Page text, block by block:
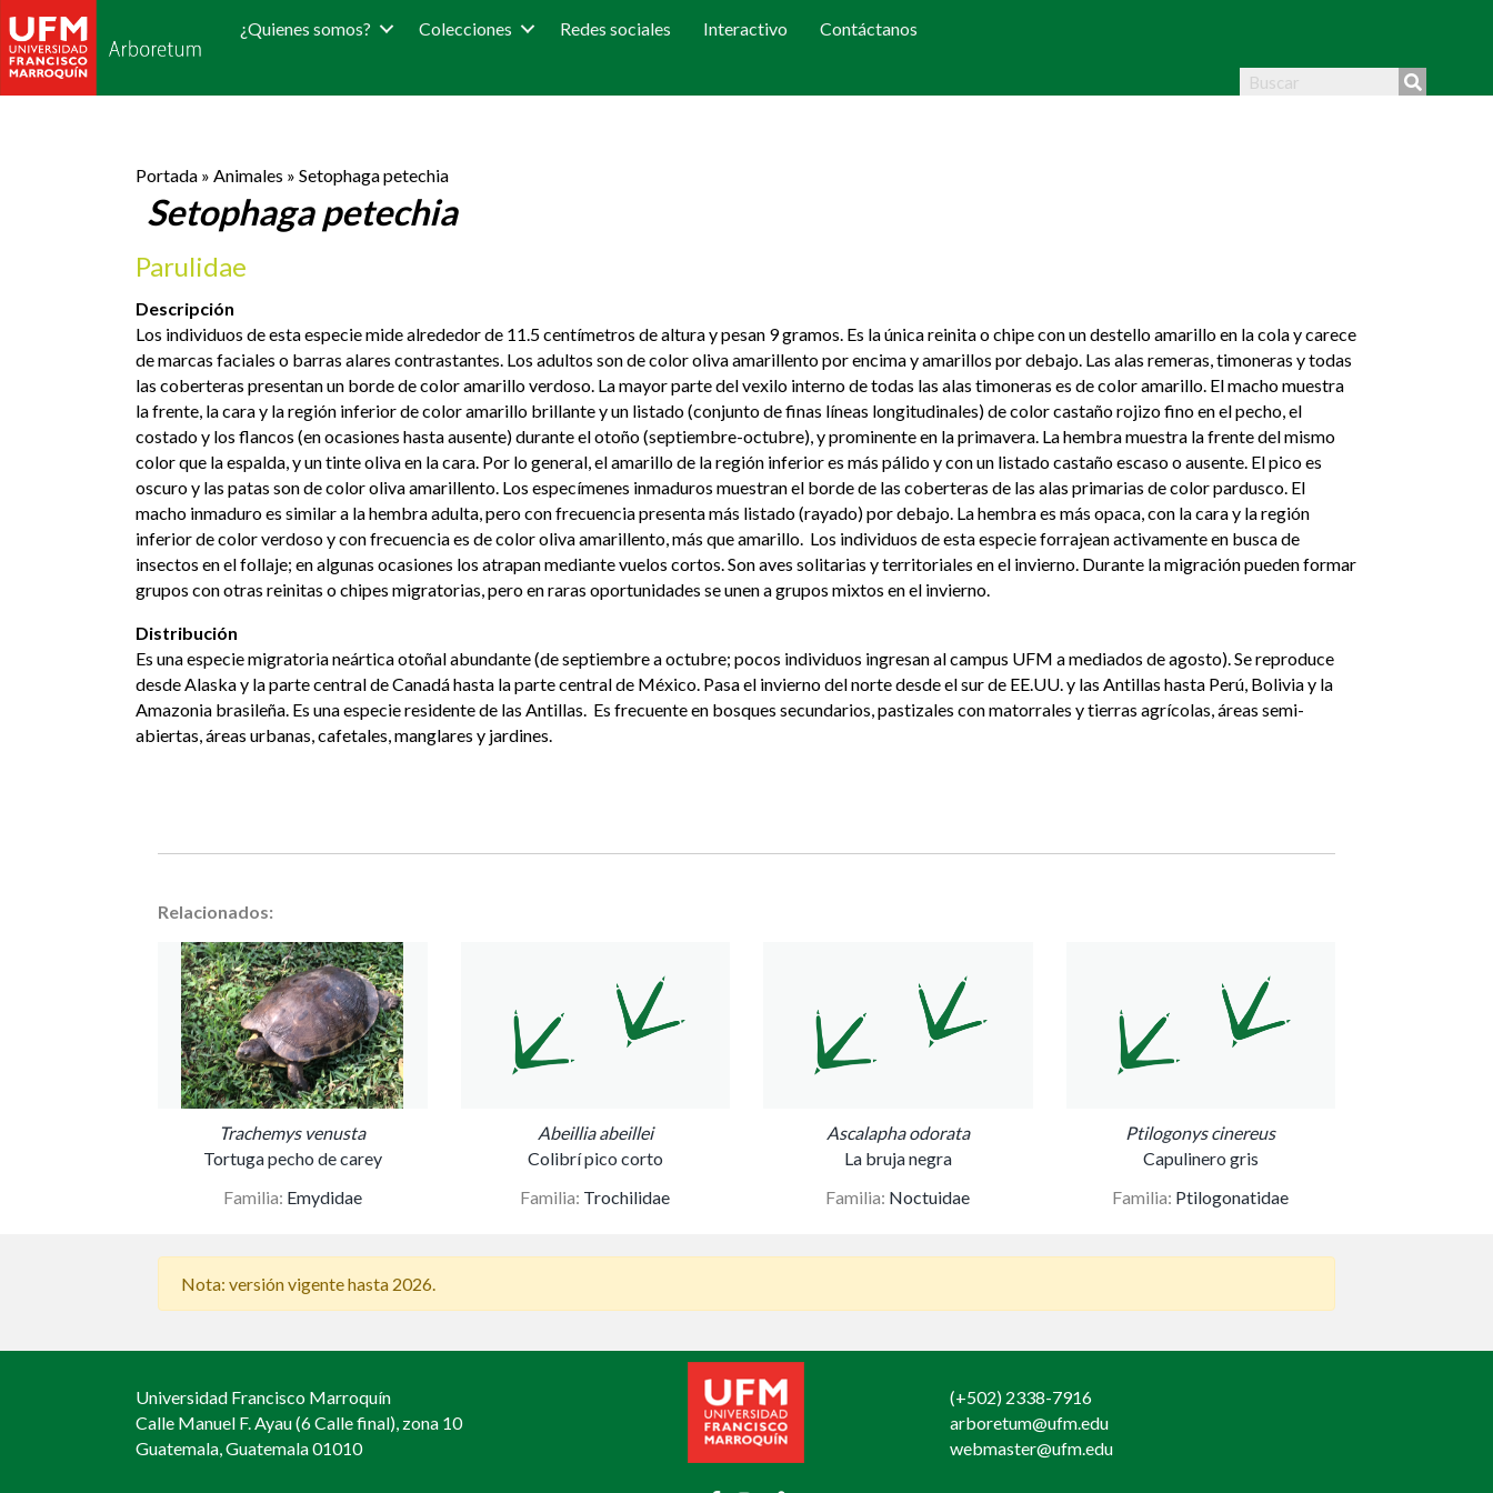
¿Quienes somos? Colecciones Redes sociales Interactivo Contáctanos
Portada » Animales » Setophaga petechia
Setophaga petechia
Parulidae
Descripción
Los individuos de esta especie mide alrededor de 11.5 centímetros de altura y pesan 9 gramos. Es la única reinita o chipe con un destello amarillo en la cola y carece
de marcas faciales o barras alares contrastantes. Los adultos son de color oliva amarillento por encima y amarillos por debajo. Las alas remeras, timoneras y todas
las coberteras presentan un borde de color amarillo verdoso. La mayor parte del vexilo interno de todas las alas timoneras es de color amarillo. El macho muestra
la frente, la cara y la región inferior de color amarillo brillante y un listado (conjunto de finas líneas longitudinales) de color castaño rojizo fino en el pecho, el
costado y los flancos (en ocasiones hasta ausente) durante el otoño (septiembre-octubre), y prominente en la primavera. La hembra muestra la frente del mismo
color que la espalda, y un tinte oliva en la cara. Por lo general, el amarillo de la región inferior es más pálido y con un listado castaño escaso o ausente. El pico es
oscuro y las patas son de color oliva amarillento. Los especímenes inmaduros muestran el borde de las coberteras de las alas primarias de color pardusco. El
macho inmaduro es similar a la hembra adulta, pero con frecuencia presenta más listado (rayado) por debajo. La hembra es más opaca, con la cara y la región
inferior de color verdoso y con frecuencia es de color oliva amarillento, más que amarillo. Los individuos de esta especie forrajean activamente en busca de
insectos en el follaje; en algunas ocasiones los atrapan mediante vuelos cortos. Son aves solitarias y territoriales en el invierno. Durante la migración pueden formar
grupos con otras reinitas o chipes migratorias, pero en raras oportunidades se unen a grupos mixtos en el invierno.
Distribución
Es una especie migratoria neártica otoñal abundante (de septiembre a octubre; pocos individuos ingresan al campus UFM a mediados de agosto). Se reproduce
desde Alaska y la parte central de Canadá hasta la parte central de México. Pasa el invierno del norte desde el sur de EE.UU. y las Antillas hasta Perú, Bolivia y la
Amazonia brasileña. Es una especie residente de las Antillas. Es frecuente en bosques secundarios, pastizales con matorrales y tierras agrícolas, áreas semi-
abiertas, áreas urbanas, cafetales, manglares y jardines.
Relacionados:
Trachemys venusta
Tortuga pecho de carey
Familia: Emydidae
Abeillia abeillei
Colibrí pico corto
Familia: Trochilidae
Ascalapha odorata
La bruja negra
Familia: Noctuidae
Ptilogonys cinereus
Capulinero gris
Familia: Ptilogonatidae
Nota: versión vigente hasta 2026.
Universidad Francisco Marroquín
Calle Manuel F. Ayau (6 Calle final), zona 10
Guatemala, Guatemala 01010
(+502) 2338-7916
arboretum@ufm.edu
webmaster@ufm.edu